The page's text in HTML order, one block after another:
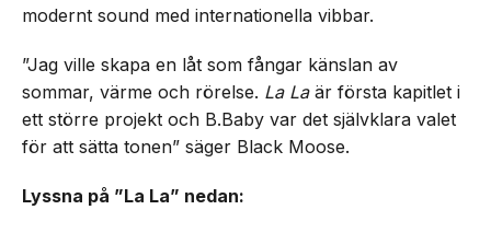
modernt sound med internationella vibbar.
”Jag ville skapa en låt som fångar känslan av
sommar, värme och rörelse. La Laär första kapitlet i
ett större projekt och B.Baby var det självklara valet
för att sätta tonen” säger Black Moose.
Lyssna på ”La La” nedan: